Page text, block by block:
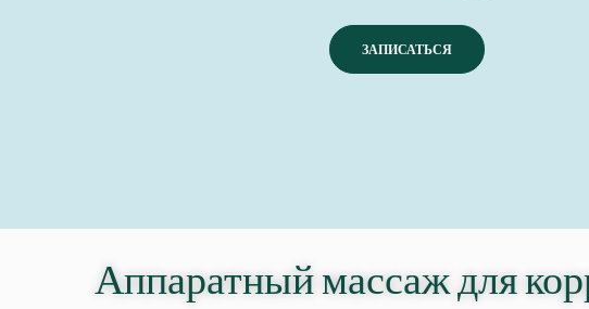
ЗАПИСАТЬСЯ
Аппаратный массаж для